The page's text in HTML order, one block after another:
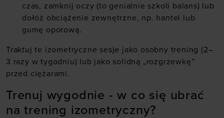
czas, zamknij oczy (to genialnie szkoli balans) lub
dołóż obciążenie zewnętrzne, np. hantel lub
gumę oporową.
Traktuj te izometryczne sesje jako osobny trening (2–
3 razy w tygodniu) lub jako solidną „rozgrzewkę”
przed ciężarami.
Trenuj wygodnie - w co się ubrać
na trening izometryczny?